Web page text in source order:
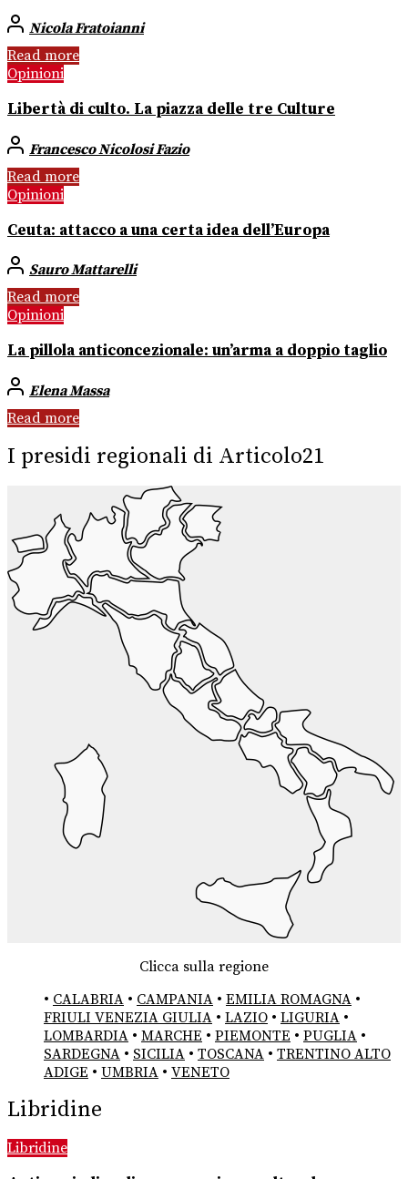
Nicola Fratoianni
Read more
Opinioni
Libertà di culto. La piazza delle tre Culture
Francesco Nicolosi Fazio
Read more
Opinioni
Ceuta: attacco a una certa idea dell’Europa
Sauro Mattarelli
Read more
Opinioni
La pillola anticoncezionale: un’arma a doppio taglio
Elena Massa
Read more
I presidi regionali di Articolo21
Clicca sulla regione
• CALABRIA • CAMPANIA • EMILIA ROMAGNA •
FRIULI VENEZIA GIULIA • LAZIO • LIGURIA •
LOMBARDIA • MARCHE • PIEMONTE • PUGLIA •
SARDEGNA • SICILIA • TOSCANA • TRENTINO ALTO
ADIGE • UMBRIA • VENETO
Libridine
Libridine